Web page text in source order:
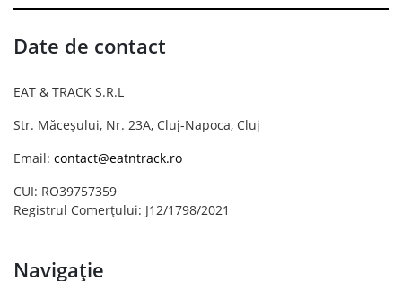
Date de contact
EAT & TRACK S.R.L
Str. Măceșului, Nr. 23A, Cluj-Napoca, Cluj
Email: contact@eatntrack.ro
CUI: RO39757359
Registrul Comerțului: J12/1798/2021
Navigație